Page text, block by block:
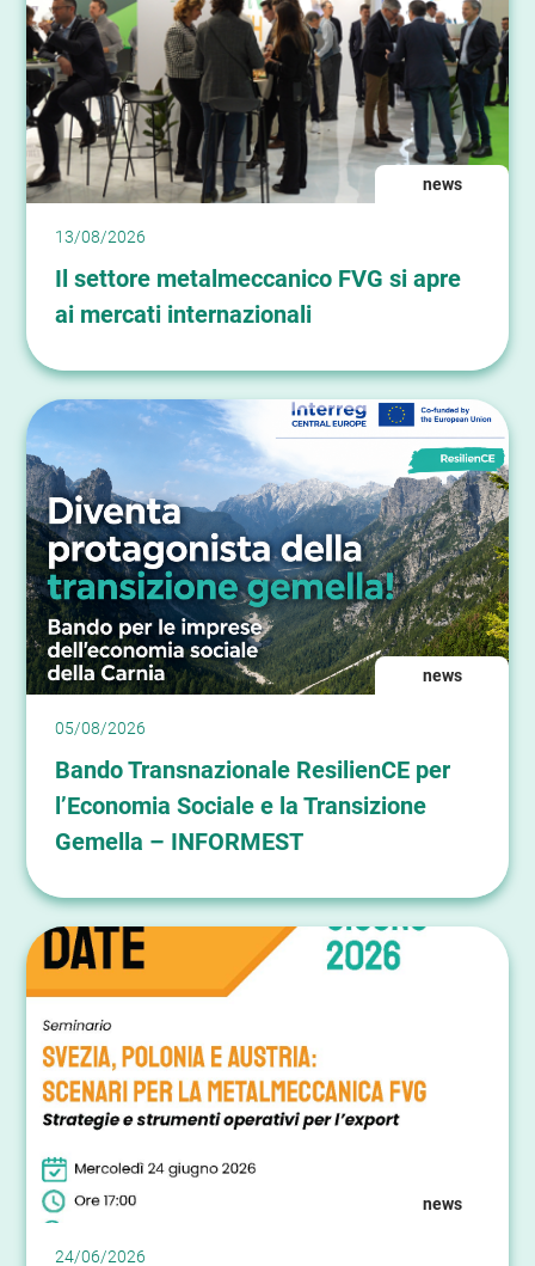
news
13/08/2026
Il settore metalmeccanico FVG si apre
ai mercati internazionali
news
05/08/2026
Bando Transnazionale ResilienCE per
l’Economia Sociale e la Transizione
Gemella – INFORMEST
news
24/06/2026